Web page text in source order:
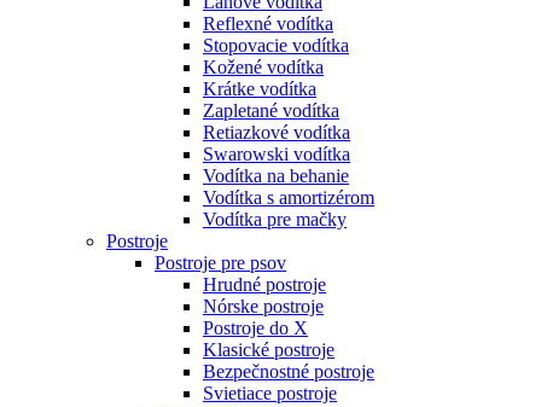
Reflexné vodítka
Stopovacie vodítka
Kožené vodítka
Krátke vodítka
Zapletané vodítka
Retiazkové vodítka
Swarowski vodítka
Vodítka na behanie
Vodítka s amortizérom
Vodítka pre mačky
Postroje
Postroje pre psov
Hrudné postroje
Nórske postroje
Postroje do X
Klasické postroje
Bezpečnostné postroje
Svietiace postroje